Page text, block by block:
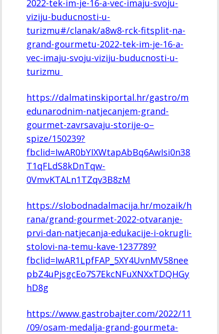
2022-tek-im-je-16-a-vec-imaju-svoju-
viziju-buducnosti-u-
turizmu#/clanak/a8w8-rck-fitsplit-na-
grand-gourmetu-2022-tek-im-je-16-a-
vec-imaju-svoju-viziju-buducnosti-u-
turizmu
https://dalmatinskiportal.hr/gastro/m
edunarodnim-natjecanjem-grand-
gourmet-zavrsavaju-storije-o–
spize/150239?
fbclid=IwAR0bYIXWtapAbBq6AwIsi0n38
T1qFLdS8kDnTqw-
0VmvKTALn1TZqv3B8zM
https://slobodnadalmacija.hr/mozaik/h
rana/grand-gourmet-2022-otvaranje-
prvi-dan-natjecanja-edukacije-i-okrugli-
stolovi-na-temu-kave-1237789?
fbclid=IwAR1LpfFAP_5XY4UvnMV58nee
pbZ4uPjsgcEo7S7EkcNFuXNXxTDQHGy
hD8g
https://www.gastrobajter.com/2022/11
/09/osam-medalja-grand-gourmeta-